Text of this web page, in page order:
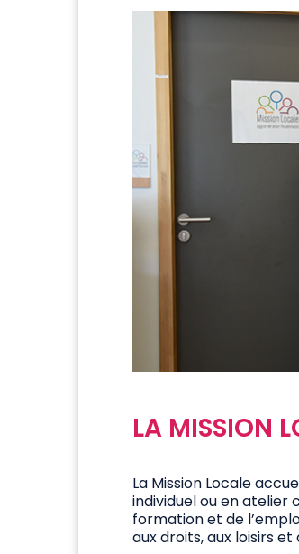
LA MISSION
La Mission Locale
individuel ou en atelier
formation et de
aux droits, aux loisirs et